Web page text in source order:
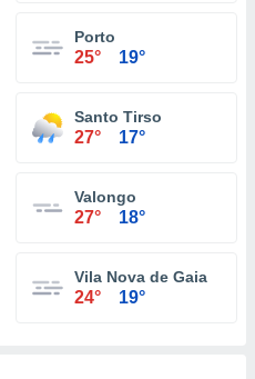
Porto
25° 19°
Santo Tirso
27° 17°
Valongo
27° 18°
Vila Nova de Gaia
24° 19°